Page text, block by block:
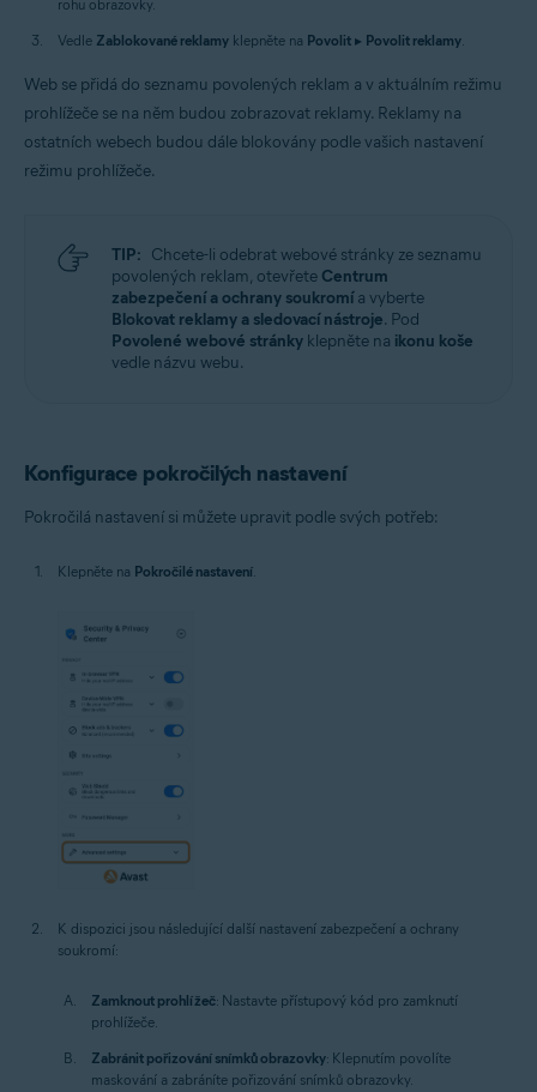
rohu obrazovky.
Vedle Zablokované reklamy klepněte na Povolit ▸ Povolit reklamy.
Web se přidá do seznamu povolených reklam a v aktuálním režimu
prohlížeče se na něm budou zobrazovat reklamy. Reklamy na
ostatních webech budou dále blokovány podle vašich nastavení
režimu prohlížeče.
TIP: Chcete-li odebrat webové stránky ze seznamu
povolených reklam, otevřete Centrum
zabezpečení a ochrany soukromía vyberte
Blokovat reklamy a sledovací nástroje. Pod
Povolené webové stránky klepněte na ikonu koše
vedle názvu webu.
Konfigurace pokročilých nastavení
Pokročilá nastavení si můžete upravit podle svých potřeb:
Klepněte na Pokročilé nastavení.
K dispozici jsou následující další nastavení zabezpečení a ochrany
soukromí:
Zamknout prohlížeč: Nastavte přístupový kód pro zamknutí
prohlížeče.
Zabránit pořizování snímků obrazovky: Klepnutím povolíte
maskování a zabráníte pořizování snímků obrazovky.